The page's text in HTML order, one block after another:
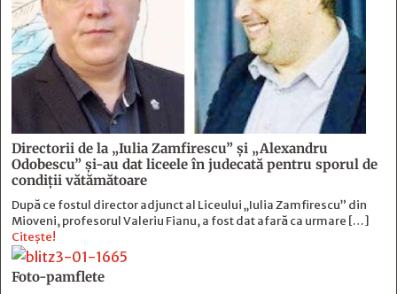
Directorii de la „Iulia Zamfirescu” și „Alexandru
Odobescu” și-au dat liceele în judecată pentru sporul de
condiții vătămătoare
După ce fostul director adjunct al Liceului „Iulia Zamfirescu” din
Mioveni, profesorul Valeriu Fianu, a fost dat afară ca urmare […]
Citește!
Foto-pamflete